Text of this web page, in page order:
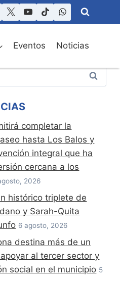
Eventos Noticias
completar la
hasta Los Balos y
integral que ha
cercana a los
2026
histórico triplete de
y Sarah-Quita
6 agosto, 2026
destina más de un
al tercer sector y
social en el municipio 5